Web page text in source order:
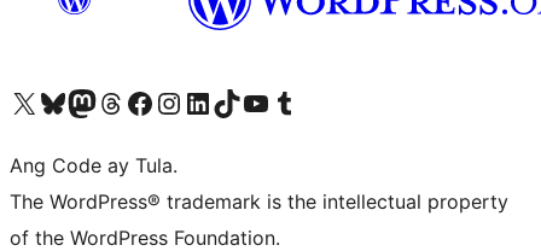
Visit our X (formerly Twitter) account
Bisitahin ang aming Bluesky account
Visit our Mastodon account
Bisitahin ang aming Threads account
Visit our Facebook page
Visit our Instagram account
Visit our LinkedIn account
Bisitahin ang aming TikTok account
Visit our YouTube channel
Bisitahin ang aming Tumblr account
Ang Code ay Tula.
The WordPress® trademark is the intellectual property
of the WordPress Foundation.